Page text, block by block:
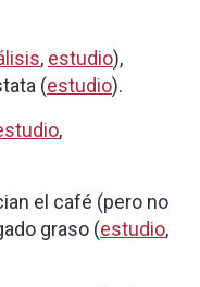
, estudio),
(estudio).
,
el café (pero no
graso (estudio,